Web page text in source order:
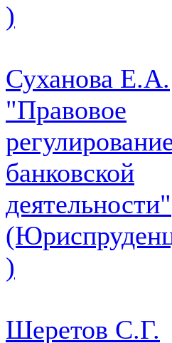
)
Суханова Е.А.
"Правовое
банковской
деятельности"
)
Шеретов С.Г.